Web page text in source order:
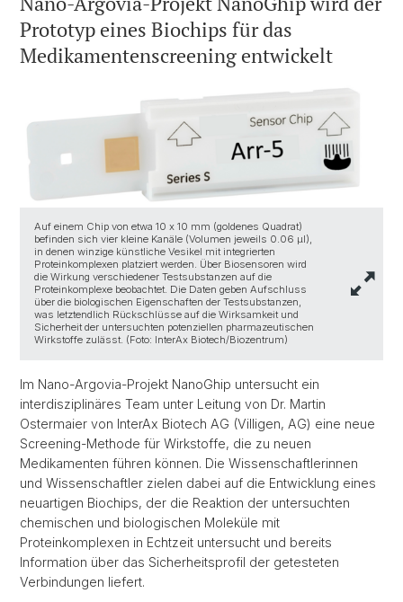
Prototyp eines Biochips für das
Medikamentenscreening entwickelt
Auf einem Chip von etwa 10 x 10 mm (goldenes Quadrat)
befinden sich vier kleine Kanäle (Volumen jeweils 0.06 µl),
in denen winzige künstliche Vesikel mit integrierten
Proteinkomplexen platziert werden. Über Biosensoren wird
die Wirkung verschiedener Testsubstanzen auf die
Proteinkomplexe beobachtet. Die Daten geben Aufschluss
über die biologischen Eigenschaften der Testsubstanzen,
was letztendlich Rückschlüsse auf die Wirksamkeit und
Sicherheit der untersuchten potenziellen pharmazeutischen
Wirkstoffe zulässt. (Foto: InterAx Biotech/Biozentrum)
Im Nano-Argovia-Projekt NanoGhip untersucht ein
interdisziplinäres Team unter Leitung von Dr. Martin
Ostermaier von InterAx Biotech AG (Villigen, AG) eine neue
Screening-Methode für Wirkstoffe, die zu neuen
Medikamenten führen können. Die Wissenschaftlerinnen
und Wissenschaftler zielen dabei auf die Entwicklung eines
neuartigen Biochips, der die Reaktion der untersuchten
chemischen und biologischen Moleküle mit
Proteinkomplexen in Echtzeit untersucht und bereits
Information über das Sicherheitsprofil der getesteten
Verbindungen liefert.